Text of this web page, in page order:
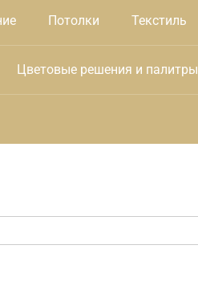
Потолки Текстиль
Цветовые решения и палитры